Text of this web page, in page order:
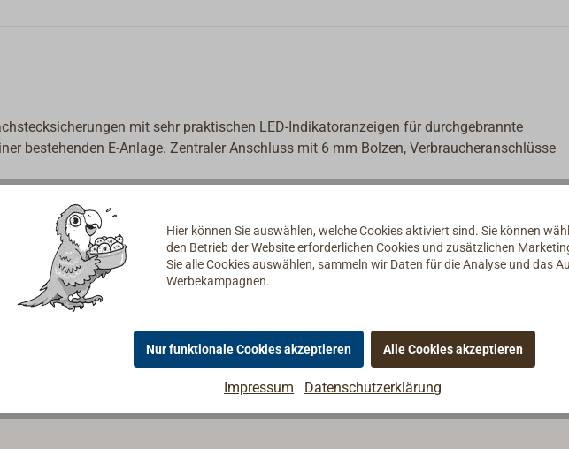
mit sehr praktischen LED-Indikatoranzeigen für durchgebrannte
bestehenden E-Anlage. Zentraler Anschluss mit 6 mm Bolzen, Verbraucheranschlüsse
Hier können Sie auswählen, welche Cookies aktiviert sind. Sie können
den Betrieb der Website erforderlichen Cookies und zusätzlichen
Sie alle Cookies auswählen, sammeln wir Daten für die Analyse und das
Werbekampagnen.
Nur funktionale Cookies akzeptieren Alle Cookies akzeptieren
Impressum Datenschutzerklärung